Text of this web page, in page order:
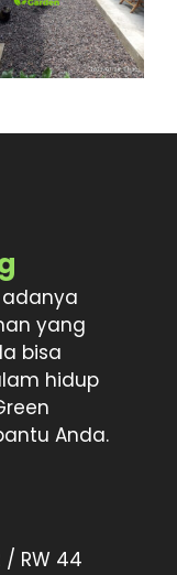
yang
bisa
hidup
Anda.
RW 44